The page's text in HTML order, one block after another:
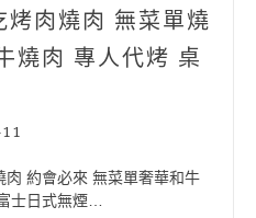
烤肉燒肉 無菜單燒
燒肉 專人代烤 桌
約會必來 無菜單奢華和牛
士日式無煙…